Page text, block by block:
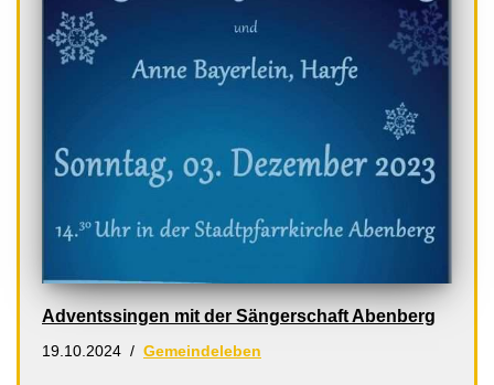
Adventssingen mit der Sängerschaft Abenberg
19.10.2024 Gemeindeleben